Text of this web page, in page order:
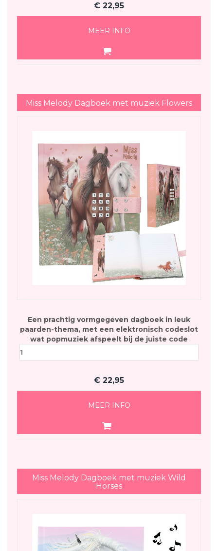
€ 22,95
MEER INFO
Miss Melody Dagboek met muziek Flowers
Een prachtig vormgegeven dagboek in leuk
paarden-thema, met een elektronisch codeslot
wat popmuziek afspeelt bij de juiste code
€ 22,95
MEER INFO
Miss Melody Dagboek met muziek Wild
Horses